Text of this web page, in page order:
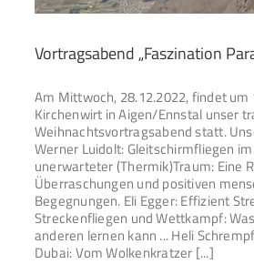
Vortragsabend „Faszination
Am Mittwoch, 28.12.2022, findet um
Kirchenwirt in Aigen/Ennstal unser
Weihnachtsvortragsabend statt.
Werner Luidolt: Gleitschirmfliegen
unerwarteter (Thermik)Traum: Eine
Überraschungen und positiven
Begegnungen. Eli Egger: Effizient
Streckenfliegen und Wettkampf:
anderen lernen kann ... Heli
Dubai: Vom Wolkenkratzer [...]